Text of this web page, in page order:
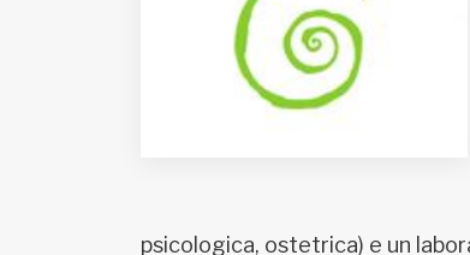
Fondato e diretto da Enzo De
EDB edizioni - Via Brivio angolo C.
Imbonati, 89 20159 Milano (Italia)
psicologica, ostetrica) e un